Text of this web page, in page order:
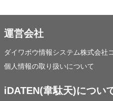
運営会社
ダイワボウ情報システム株式会社
個人情報の取り扱いについて
iDATEN(韋駄天)につい